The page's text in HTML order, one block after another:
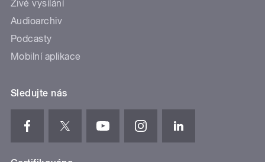
Živé vysílání
Audioarchiv
Podcasty
Mobilní aplikace
Sledujte nás